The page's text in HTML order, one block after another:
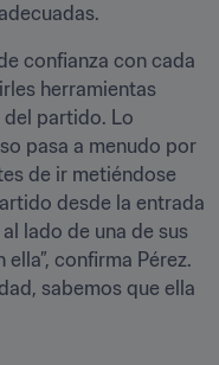
confianza con cada
herramientas
partido. Lo
pasa a menudo por
de ir metiéndose
desde la entrada
lado de una de sus
confirma Pérez.
sabemos que ella